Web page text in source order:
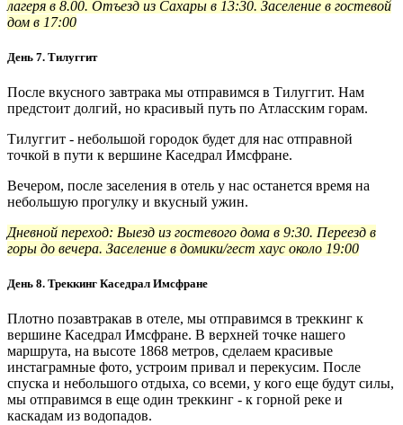
лагеря в 8.00. Отъезд из Сахары в 13:30. Заселение в гостевой
дом в 17:00
День 7. Тилуггит
После вкусного завтрака мы отправимся в Тилуггит. Нам
предстоит долгий, но красивый путь по Атласским горам.
Тилуггит - небольшой городок будет для нас отправной
точкой в пути к вершине Каседрал Имсфране.
Вечером, после заселения в отель у нас останется время на
небольшую прогулку и вкусный ужин.
Дневной переход: Выезд из гостевого дома в 9:30. Переезд в
горы до вечера. Заселение в домики/гест хаус около 19:00
День 8. Треккинг Каседрал Имсфране
Плотно позавтракав в отеле, мы отправимся в треккинг к
вершине Каседрал Имсфране. В верхней точке нашего
маршрута, на высоте 1868 метров, сделаем красивые
инстаграмные фото, устроим привал и перекусим. После
спуска и небольшого отдыха, со всеми, у кого еще будут силы,
мы отправимся в еще один треккинг - к горной реке и
каскадам из водопадов.